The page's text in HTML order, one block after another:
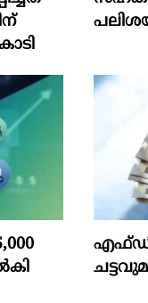
എഫ്‍ഡി